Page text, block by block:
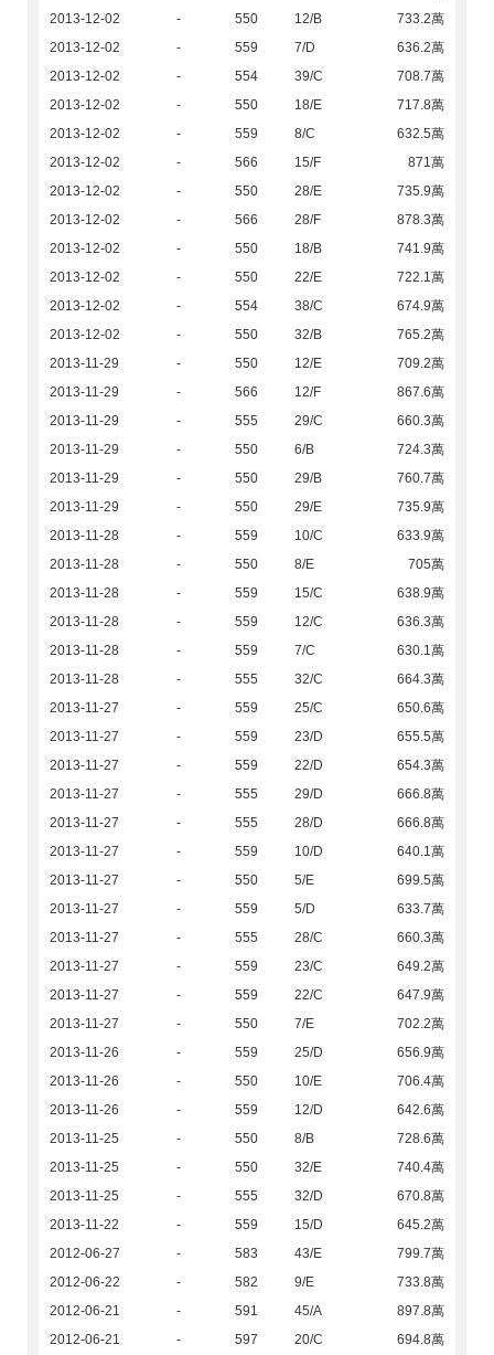
2013-12-02
- 550 12/B
733.2萬
2013-12-02
- 559 7/D
636.2萬
2013-12-02
- 554 39/C
708.7萬
2013-12-02
- 550 18/E
717.8萬
2013-12-02
- 559 8/C
632.5萬
2013-12-02
- 566 15/F
871萬
2013-12-02
- 550 28/E
735.9萬
2013-12-02
- 566 28/F
878.3萬
2013-12-02
- 550 18/B
741.9萬
2013-12-02
- 550 22/E
722.1萬
2013-12-02
- 554 38/C
674.9萬
2013-12-02
- 550 32/B
765.2萬
2013-11-29
- 550 12/E
709.2萬
2013-11-29
- 566 12/F
867.6萬
2013-11-29
- 555 29/C
660.3萬
2013-11-29
- 550 6/B
724.3萬
2013-11-29
- 550 29/B
760.7萬
2013-11-29
- 550 29/E
735.9萬
2013-11-28
- 559 10/C
633.9萬
2013-11-28
- 550 8/E
705萬
2013-11-28
- 559 15/C
638.9萬
2013-11-28
- 559 12/C
636.3萬
2013-11-28
- 559 7/C
630.1萬
2013-11-28
- 555 32/C
664.3萬
2013-11-27
- 559 25/C
650.6萬
2013-11-27
- 559 23/D
655.5萬
2013-11-27
- 559 22/D
654.3萬
2013-11-27
- 555 29/D
666.8萬
2013-11-27
- 555 28/D
666.8萬
2013-11-27
- 559 10/D
640.1萬
2013-11-27
- 550 5/E
699.5萬
2013-11-27
- 559 5/D
633.7萬
2013-11-27
- 555 28/C
660.3萬
2013-11-27
- 559 23/C
649.2萬
2013-11-27
- 559 22/C
647.9萬
2013-11-27
- 550 7/E
702.2萬
2013-11-26
- 559 25/D
656.9萬
2013-11-26
- 550 10/E
706.4萬
2013-11-26
- 559 12/D
642.6萬
2013-11-25
- 550 8/B
728.6萬
2013-11-25
- 550 32/E
740.4萬
2013-11-25
- 555 32/D
670.8萬
2013-11-22
- 559 15/D
645.2萬
2012-06-27
- 583 43/E
799.7萬
2012-06-22
- 582 9/E
733.8萬
2012-06-21
- 591 45/A
897.8萬
2012-06-21
- 597 20/C 694.8萬